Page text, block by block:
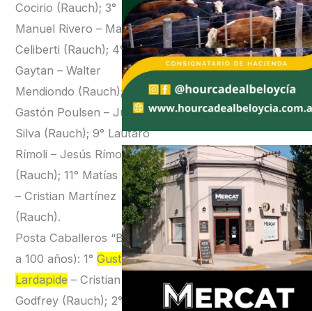
Cocirio (Rauch); 3°
Manuel Rivero – Martín
Celiberti (Rauch); 4° Juan
Gaytan – Walter
Mendiondo (Rauch); 5°
Gastón Poulsen – Juan
Silva (Rauch); 9° Lautaro
Rímoli – Jesús Rímoli
(Rauch); 11° Matías Lippo
– Cristian Martínez
(Rauch).
Posta Caballeros “B” (81
a 100 años): 1°Gustavo
Lardapide – Cristian
Godfrey (Rauch); 2°